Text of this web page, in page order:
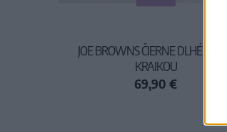
JOE BROWNS ČIERNE DLHÉ ŠATY S
KRAJKOU
69,90 €